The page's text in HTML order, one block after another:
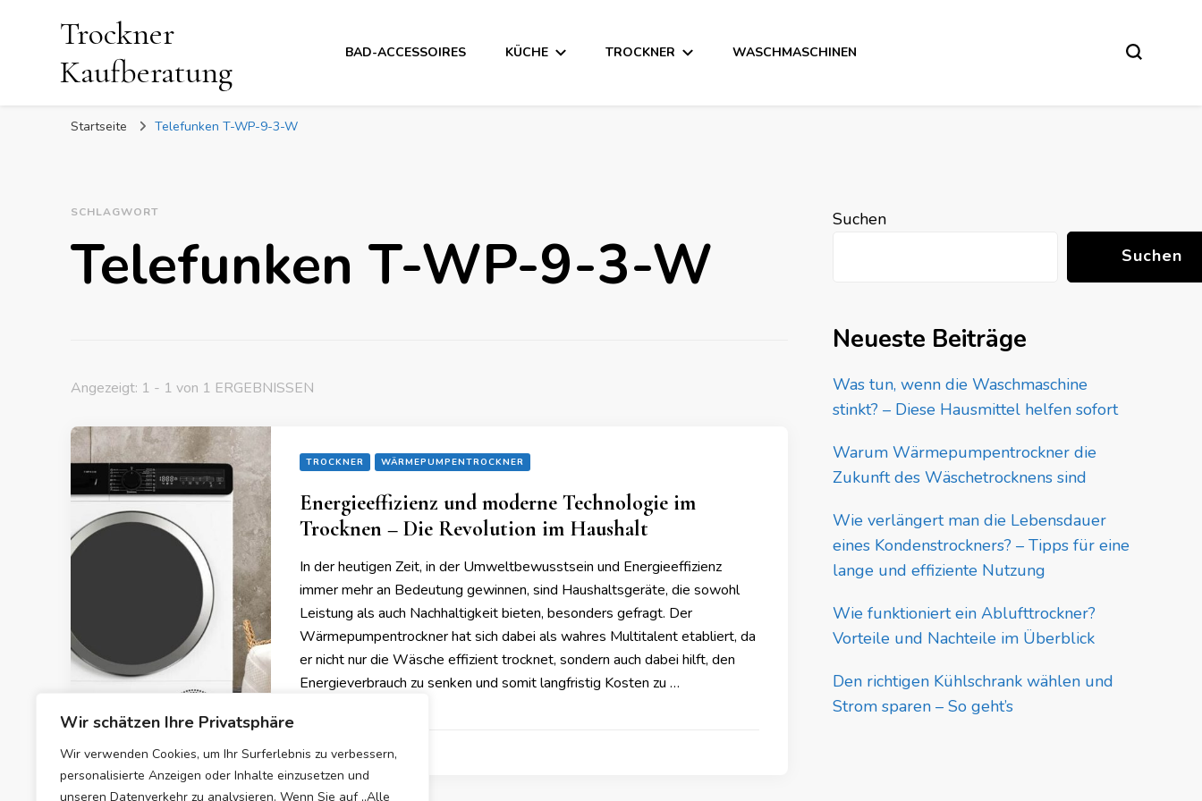
Wir schätzen Ihre Privatsphäre
Wir verwenden Cookies, um Ihr Surferlebnis zu verbessern,
personalisierte Anzeigen oder Inhalte einzusetzen und
unseren Datenverkehr zu analysieren. Wenn Sie auf „Alle
Trockner
Kaufberatung
BAD-ACCESSOIRES KÜCHE TROCKNER WASCHMASCHINEN
Startseite Telefunken T-WP-9-3-W
SCHLAGWORT
Telefunken T-WP-9-3-W
Angezeigt: 1 - 1 von 1 ERGEBNISSEN
TROCKNER WÄRMEPUMPENTROCKNER
Energieeffizienz und moderne Technologie im
Trocknen – Die Revolution im Haushalt
In der heutigen Zeit, in der Umweltbewusstsein und Energieeffizienz
immer mehr an Bedeutung gewinnen, sind Haushaltsgeräte, die sowohl
Leistung als auch Nachhaltigkeit bieten, besonders gefragt. Der
Wärmepumpentrockner hat sich dabei als wahres Multitalent etabliert, da
er nicht nur die Wäsche effizient trocknet, sondern auch dabei hilft, den
Energieverbrauch zu senken und somit langfristig Kosten zu …
20/12/2024
Suchen
Suchen
Neueste Beiträge
Was tun, wenn die Waschmaschine
stinkt? – Diese Hausmittel helfen sofort
Warum Wärmepumpentrockner die
Zukunft des Wäschetrocknens sind
Wie verlängert man die Lebensdauer
eines Kondenstrockners? – Tipps für eine
lange und effiziente Nutzung
Wie funktioniert ein Ablufttrockner?
Vorteile und Nachteile im Überblick
Den richtigen Kühlschrank wählen und
Strom sparen – So geht’s